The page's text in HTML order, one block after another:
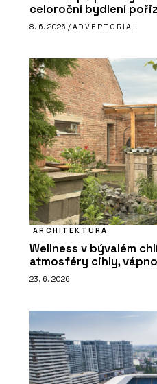
celoroční bydlení
8. 6. 2026 / ADVERTORIAL
ARCHITEKTURA
Wellness v bývalém
atmosféry cihly,
23. 6. 2026